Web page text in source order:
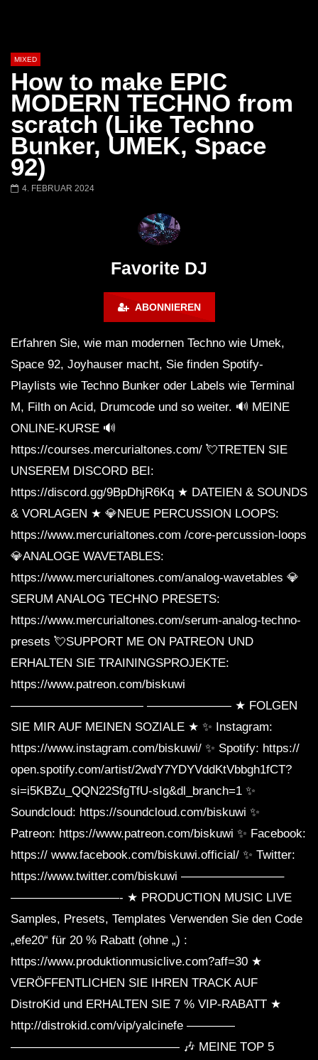
Später
Barbara Lago @ Kappa
FuturFestival 2024
THEMBA @
MIXED
How to make EPIC
MODERN TECHNO from
scratch (Like Techno
Bunker, UMEK, Space
92)
4. FEBRUAR 2024
Favorite DJ
ABONNIEREN
Erfahren Sie, wie man modernen Techno wie Umek,
Space 92, Joyhauser macht, Sie finden Spotify-
Playlists wie Techno Bunker oder Labels wie Terminal
M, Filth on Acid, Drumcode und so weiter. 🔊 MEINE
ONLINE-KURSE 🔊
https://courses.mercurialtones.com/ 💘TRETEN SIE
UNSEREM DISCORD BEI:
https://discord.gg/9BpDhjR6Kq ★ DATEIEN & SOUNDS
& VORLAGEN ★ 💎NEUE PERCUSSION LOOPS:
https://www.mercurialtones.com /core-percussion-loops
💎ANALOGE WAVETABLES:
https://www.mercurialtones.com/analog-wavetables 💎
SERUM ANALOG TECHNO PRESETS:
https://www.mercurialtones.com/serum-analog-techno-
presets 💘SUPPORT ME ON PATREON UND
ERHALTEN SIE TRAININGSPROJEKTE:
https://www.patreon.com/biskuwi
——————————— ——————— ★ FOLGEN
SIE MIR AUF MEINEN SOZIALE ★ ✨ Instagram:
https://www.instagram.com/biskuwi/ ✨ Spotify: https://
open.spotify.com/artist/2wdY7YDYVddKtVbbgh1fCT?
si=i5KBZu_QQN22SfgTfU-sIg&dl_branch=1 ✨
Soundcloud: https://soundcloud.com/biskuwi ✨
Patreon: https://www.patreon.com/biskuwi ✨ Facebook:
https:// www.facebook.com/biskuwi.official/ ✨ Twitter:
https://www.twitter.com/biskuwi ————————–
—————————- ★ PRODUCTION MUSIC LIVE
Samples, Presets, Templates Verwenden Sie den Code
„efe20“ für 20 % Rabatt (ohne „) :
https://www.produktionmusiclive.com?aff=30 ★
VERÖFFENTLICHEN SIE IHREN TRACK AUF
DistroKid und ERHALTEN SIE 7 % VIP-RABATT ★
http://distrokid.com/vip/yalcinefe ————
—————————————— 🎶 MEINE TOP 5